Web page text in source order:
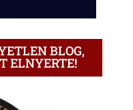
BLOG,
ELNYERTE!